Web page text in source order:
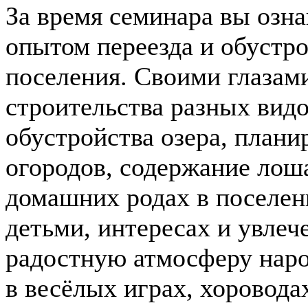
За время семинара вы
опытом переезда и
поселения. Своими
строительства разных
обустройства озера,
огородов, содержание
домашних родах в
детьми, интересах и
радостную атмосферу
в весёлых играх,